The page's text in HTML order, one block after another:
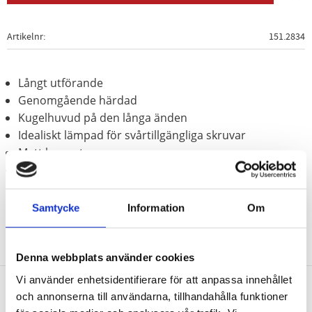
Samtycke Information Om
Denna webbplats använder cookies
Vi använder enhetsidentifierare för att anpassa innehållet
och annonserna till användarna, tillhandahålla funktioner
Artikelnr 151.2834
Långt utförande
Genomgående härdad
Kugelhuvud på den långa änden
Idealiskt lämpad för svårtillgängliga skruvar
Matt kromat
Speciellt-verktygsstål